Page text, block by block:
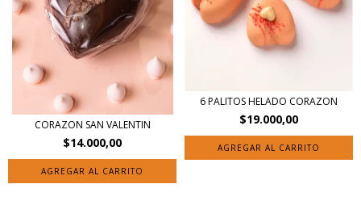
CORAZON SAN VALENTIN
$14.000,00
AGREGAR AL CARRITO
6 PALITOS HELADO CORAZON
$19.000,00